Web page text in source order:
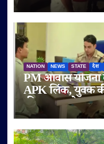
NATION NEWS STATE देश
PM आवास योजना
APK लिंक, युवक
की तत्परता से टला